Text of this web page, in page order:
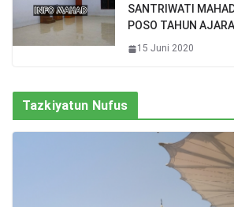
SANTRIWATI
POSO TAHUN
15 Juni 2020
Tazkiyatun Nufus